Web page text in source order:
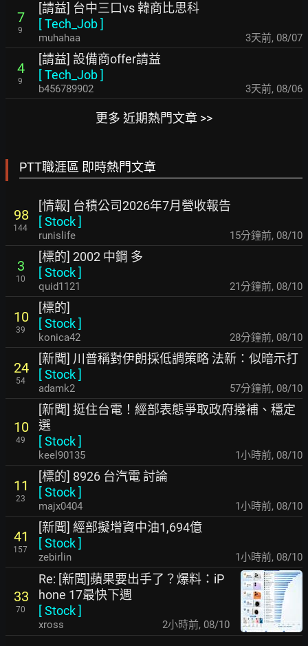
7
9
[請益] 台中三口vs 韓商比思科
[Tech_Job]
muhahaa 3天前, 08/07
4
9
[請益] 設備商offer請益
[Tech_Job]
b456789902 3天前, 08/06
更多 近期熱門文章 >>
PTT職涯區 即時熱門文章
98
144
[情報] 台積公司2026年7月營收報告
[Stock]
runislife 16分鐘前, 08/10
3
10
[標的] 2002 中鋼 多
[Stock]
quid1121 21分鐘前, 08/10
10
39
[標的]
[Stock]
konica42 28分鐘前, 08/10
24
54
[新聞] 川普稱對伊朗採低調策略 法新：似暗示打
[Stock]
adamk2 58分鐘前, 08/10
10
49
[新聞] 挺住台電！經部表態爭取政府撥補、穩定
選
[Stock]
keel90135 1小時前, 08/10
11
23
[標的] 8926 台汽電 討論
[Stock]
majx0404 1小時前, 08/10
41
157
[新聞] 經部擬增資中油1,694億
[Stock]
zebirlin 1小時前, 08/10
33
70
Re: [新聞]蘋果要出手了？爆料：iP
hone 17最快下週
[Stock]
xross 2小時前, 08/10